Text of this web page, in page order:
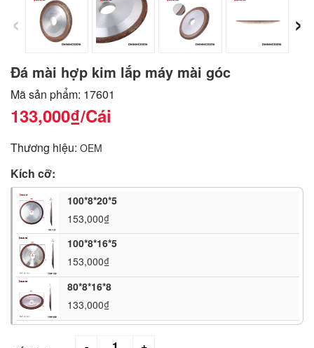
‹ ›
Đá mài hợp kim lắp máy mài góc
Mã sản phẩm: 17601
133,000₫/Cái
Thương hiệu: OEM
Kích cỡ:
100*8*20*5
153,000₫
100*8*16*5
153,000₫
80*8*16*8
133,000₫